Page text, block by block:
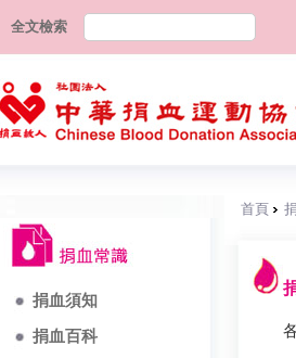
全文檢索
捐血須知
捐血百科
首頁